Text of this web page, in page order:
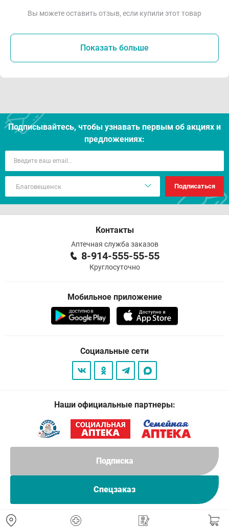
Подписка
Спецзаказ
Вы можете оставить отзыв, если купили этот товар
Показать больше
Подписывайтесь, чтобы узнавать первым об акцияx и
предложениях:
Подписаться
Контакты
Аптечная служба заказов
8-914-555-55-55
Круглосуточно
Мобильное приложение
Социальные сети
Наши официальные партнеры: